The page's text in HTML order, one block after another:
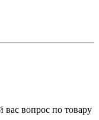
вопрос по товару